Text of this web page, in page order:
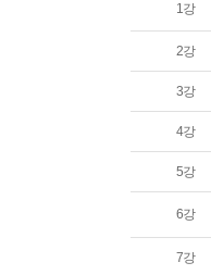
1강
2강
3강
4강
5강
6강
7강